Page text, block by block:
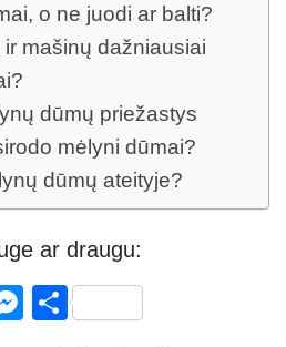
o ne juodi ar balti?
mašinų dažniausiai
dūmų priežastys
mėlyni dūmai?
dūmų ateityje?
ar draugu:
M S